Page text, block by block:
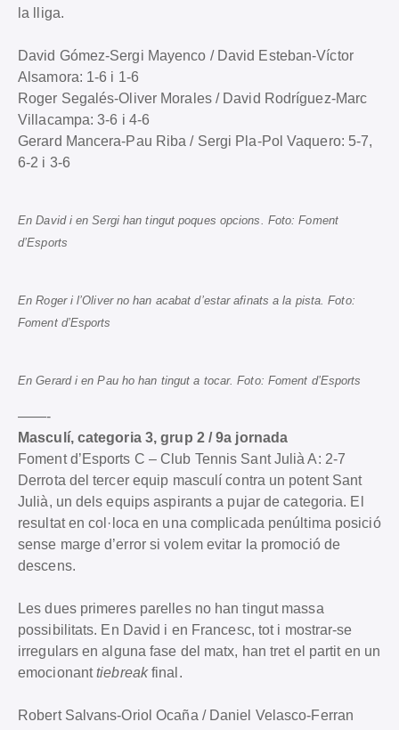
la lliga.
David Gómez-Sergi Mayenco / David Esteban-Víctor
Alsamora: 1-6 i 1-6
Roger Segalés-Oliver Morales / David Rodríguez-Marc
Villacampa: 3-6 i 4-6
Gerard Mancera-Pau Riba / Sergi Pla-Pol Vaquero: 5-7,
6-2 i 3-6
En David i en Sergi han tingut poques opcions. Foto: Foment
d’Esports
En Roger i l’Oliver no han acabat d’estar afinats a la pista. Foto:
Foment d’Esports
En Gerard i en Pau ho han tingut a tocar. Foto: Foment d’Esports
——-
Masculí, categoria 3, grup 2 / 9a jornada
Foment d’Esports C – Club Tennis Sant Julià A: 2-7
Derrota del tercer equip masculí contra un potent Sant
Julià, un dels equips aspirants a pujar de categoria. El
resultat en col·loca en una complicada penúltima posició
sense marge d’error si volem evitar la promoció de
descens.
Les dues primeres parelles no han tingut massa
possibilitats. En David i en Francesc, tot i mostrar-se
irregulars en alguna fase del matx, han tret el partit en un
emocionanttiebreakfinal.
Robert Salvans-Oriol Ocaña / Daniel Velasco-Ferran